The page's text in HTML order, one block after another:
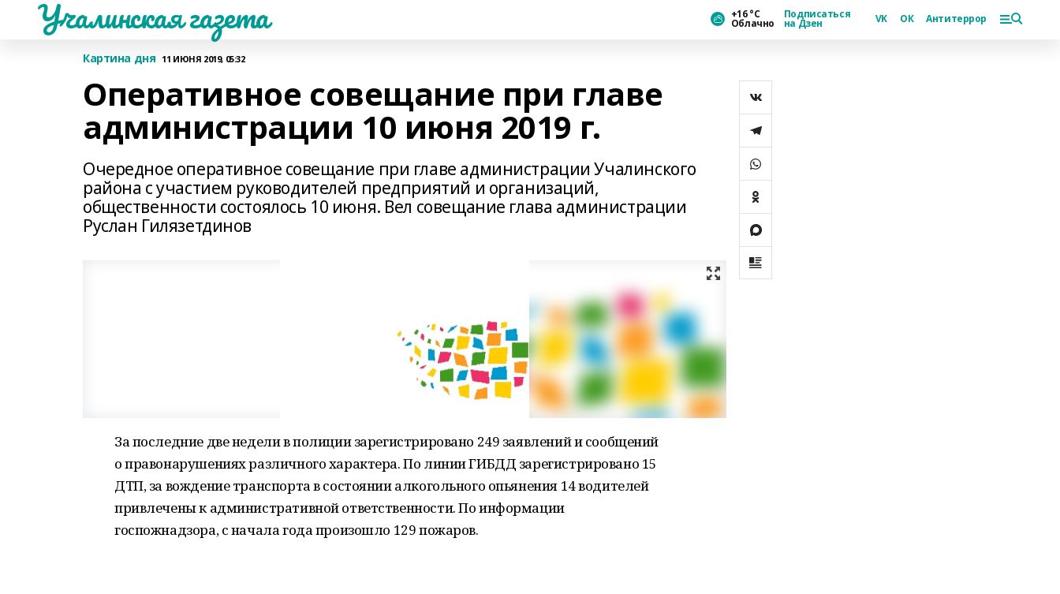
Учалинская газета +16 °С
Облачно
Подписаться
на Дзен VK ОК Антитеррор
Картина дня 11 ИЮНЯ 2019, 05:32
Оперативное совещание при главе
администрации 10 июня 2019 г.
Очередное оперативное совещание при главе администрации Учалинского
района с участием руководителей предприятий и организаций,
общественности состоялось 10 июня. Вел совещание глава администрации
Руслан Гилязетдинов
За последние две недели в полиции зарегистрировано 249 заявлений и сообщений
о правонарушениях различного характера. По линии ГИБДД зарегистрировано 15
ДТП, за вождение транспорта в состоянии алкогольного опьянения 14 водителей
привлечены к административной ответственности. По информации
госпожнадзора, с начала года произошло 129 пожаров.